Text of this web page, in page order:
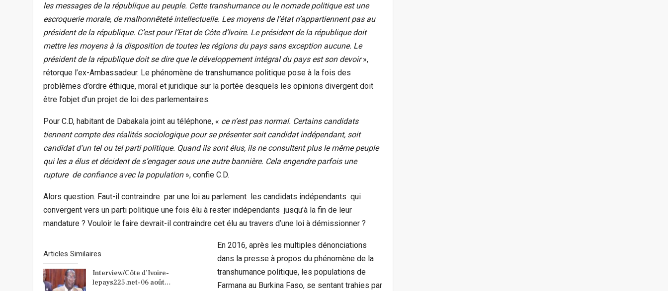
les messages de la république au peuple. Cette transhumance ou le nomade politique est une
escroquerie morale, de malhonnêteté intellectuelle. Les moyens de l’état n’appartiennent pas au
président de la république. C’est pour l’Etat de Côte d’Ivoire. Le président de la république doit
mettre les moyens à la disposition de toutes les régions du pays sans exception aucune. Le
président de la république doit se dire que le développement intégral du pays est son devoir»,
rétorque l’ex-Ambassadeur. Le phénomène de transhumance politique pose à la fois des
problèmes d’ordre éthique, moral et juridique sur la portée desquels les opinions divergent doit
être l’objet d’un projet de loi des parlementaires.
Pour C.D, habitant de Dabakala joint au téléphone, « ce n’est pas normal. Certains candidats
tiennent compte des réalités sociologique pour se présenter soit candidat indépendant, soit
candidat d’un tel ou tel parti politique. Quand ils sont élus, ils ne consultent plus le même peuple
qui les a élus et décident de s’engager sous une autre bannière. Cela engendre parfois une
rupture de confiance avec la population », confie C.D.
Alors question. Faut-il contraindre par une loi au parlement les candidats indépendants qui
convergent vers un parti politique une fois élu à rester indépendants jusqu’à la fin de leur
mandature ? Vouloir le faire devrait-il contraindre cet élu au travers d’une loi à démissionner ?
Articles Similaires
Interview/Côte d’Ivoire-
lepays225.net-06 août…
En 2016, après les multiples dénonciations
dans la presse à propos du phénomène de la
transhumance politique, les populations de
Farmana au Burkina Faso, se sentant trahies par